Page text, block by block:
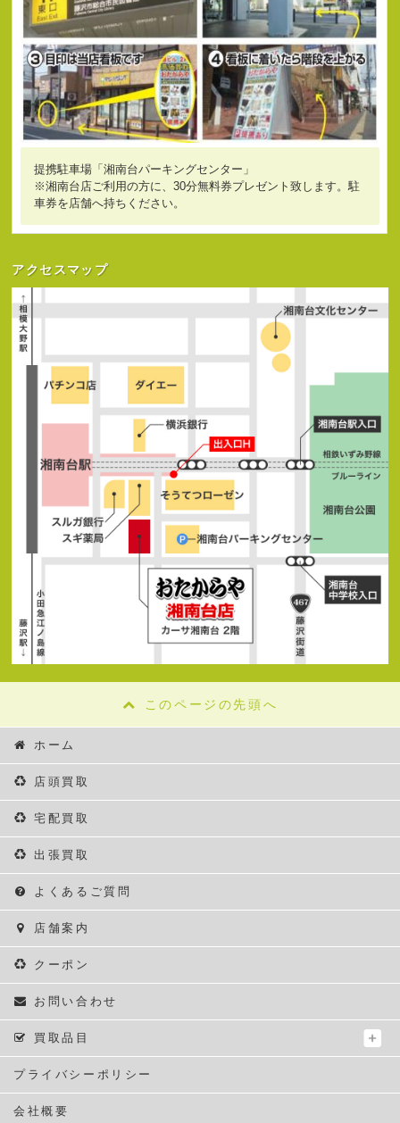
提携駐車場「湘南台パーキングセンター」
※湘南台店ご利用の方に、30分無料券プレゼント致します。駐
車券を店舗へ持ちください。
アクセスマップ
このページの先頭へ
ホーム
店頭買取
宅配買取
出張買取
よくあるご質問
店舗案内
クーポン
お問い合わせ
買取品目
プライバシーポリシー
会社概要